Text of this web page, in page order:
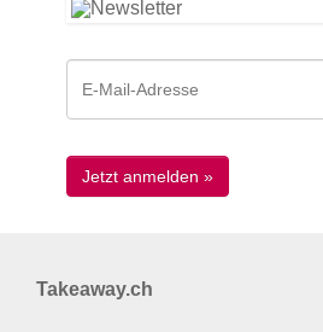
Takeaway.ch